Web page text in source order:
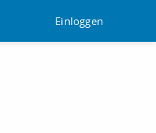
Einloggen